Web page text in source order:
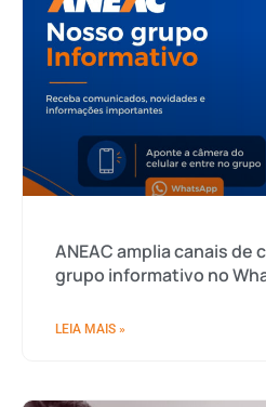
ANEAC amplia canais de
grupo informativo no
LEIA MAIS »